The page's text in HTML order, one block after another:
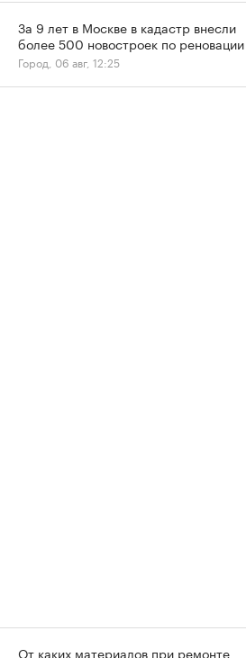
За 9 лет в Москве в кадастр внесли
более 500 новостроек по реновации
Город, 06 авг, 12:25
От каких материалов при ремонте